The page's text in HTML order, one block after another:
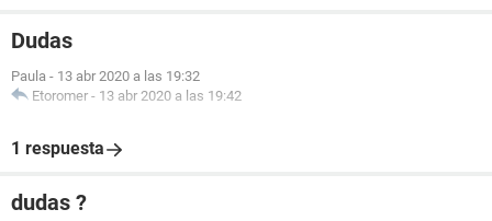
Dudas
Paula - 13 abr 2020 a las 19:32
Etoromer - 13 abr 2020 a las 19:42
1 respuesta
dudas ?